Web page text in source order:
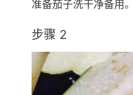
准备茄子洗干净备用。
步骤 2